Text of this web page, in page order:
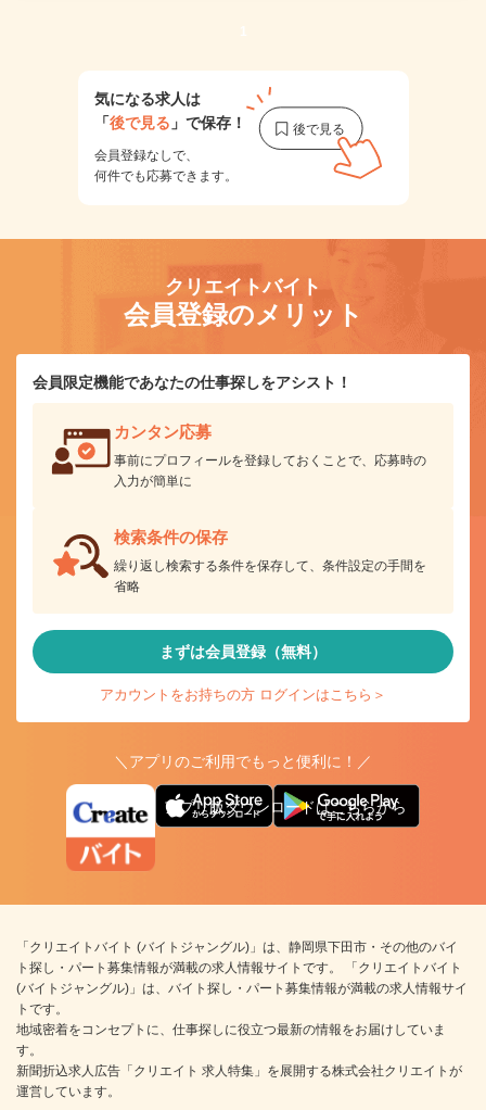
1
気になる求人は
「後で見る 」で保存！
会員登録なしで、
何件でも応募できます。
クリエイトバイト
会員登録のメリット
会員限定機能であなたの仕事探しをアシスト！
カンタン応募
事前にプロフィールを登録しておくことで、応募時の
入力が簡単に
検索条件の保存
繰り返し検索する条件を保存して、条件設定の手間を
省略
まずは会員登録（無料）
アカウントをお持ちの方 ログインはこちら＞
＼アプリのご利用でもっと便利に！／
アプリ版ダウンロードはこちらから
「クリエイトバイト (バイトジャングル)」は、静岡県下田市・その他のバイ
ト探し・パート募集情報が満載の求人情報サイトです。 「クリエイトバイト
(バイトジャングル)」は、バイト探し・パート募集情報が満載の求人情報サイ
トです。
地域密着をコンセプトに、仕事探しに役立つ最新の情報をお届けしていま
す。
新聞折込求人広告「クリエイト 求人特集」を展開する株式会社クリエイトが
運営しています。